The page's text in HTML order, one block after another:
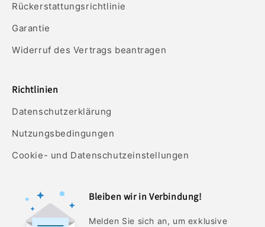
Rückerstattungsrichtlinie
Garantie
Widerruf des Vertrags beantragen
Richtlinien
Datenschutzerklärung
Nutzungsbedingungen
Cookie- und Datenschutzeinstellungen
Bleiben wir in Verbindung!
Melden Sie sich an, um exklusive